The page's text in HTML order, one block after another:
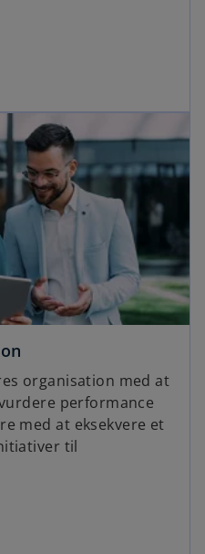
organisation med at
performance
med at eksekvere et
til